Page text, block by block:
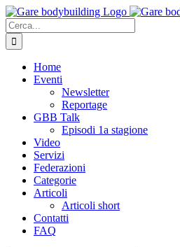
Salta
al
contenuto
Cerca
per:
Home
Eventi
Newsletter
Reportage
GBB Talk
Episodi 1a stagione
Video
Servizi
Federazioni
Categorie
Articoli
Articoli short
Contatti
FAQ